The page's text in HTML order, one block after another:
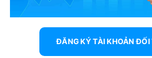
ĐĂNG KÝ TÀI KHOẢN ĐỐI